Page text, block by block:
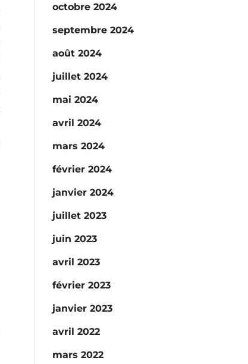
octobre 2024
septembre 2024
août 2024
juillet 2024
mai 2024
avril 2024
mars 2024
février 2024
janvier 2024
juillet 2023
juin 2023
avril 2023
février 2023
janvier 2023
avril 2022
mars 2022